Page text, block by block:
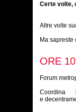
Certe volte,
Altre volte
Ma sapreste
ORE
Forum
Coordina
e